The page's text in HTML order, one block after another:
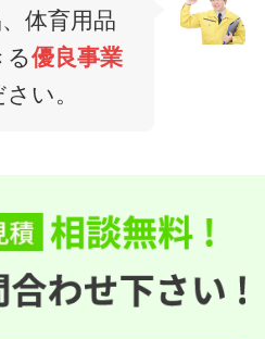
体育用品
る優良事業
い。